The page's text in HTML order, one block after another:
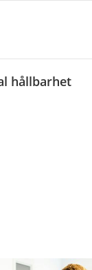
hållbarhet